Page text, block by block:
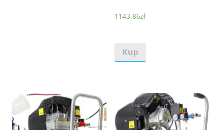
1143,86zł
Kup